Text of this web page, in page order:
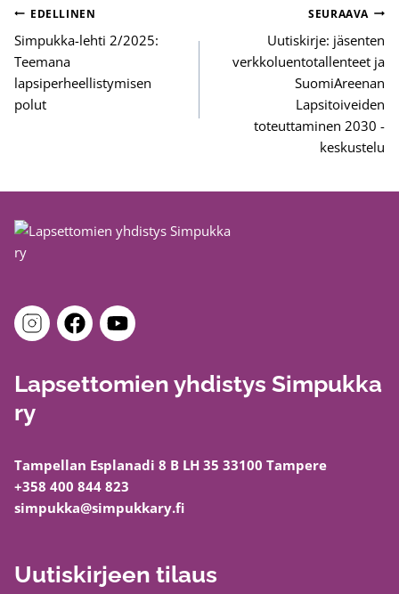
Artikkelien
selaus
EDELLINEN
Simpukka-lehti 2/2025:
Teemana
lapsiperheellistymisen
polut
SEURAAVA
Uutiskirje: jäsenten
verkkoluentotallenteet ja
SuomiAreenan
Lapsitoiveiden
toteuttaminen 2030 -
keskustelu
Lapsettomien yhdistys Simpukka
ry
Tampellan Esplanadi 8 B LH 35 33100 Tampere
+358 400 844 823
simpukka@simpukkary.fi
Uutiskirjeen tilaus